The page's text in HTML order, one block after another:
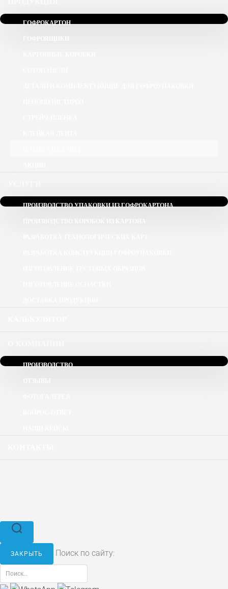
ГОФРОКАРТОН
ПРОИЗВОДСТВО УПАКОВКИ ИЗ ГОФРОКАРТОНА
ПРОИЗВОДСТВО
ЗАКРЫТЬ Поиск по сайту: